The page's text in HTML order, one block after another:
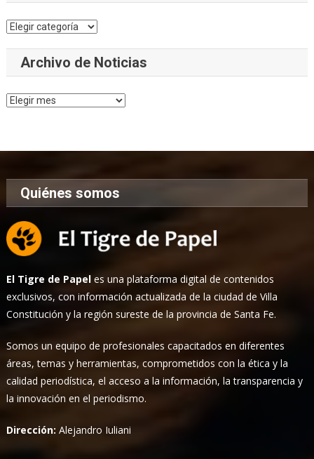
Categorías
Archivo de Noticias
Archivo
Quiénes somos
El Tigre de Papel es una plataforma digital de contenidos
exclusivos, con información actualizada de la ciudad de Villa
Constitución y la región sureste de la provincia de Santa Fe.
Somos un equipo de profesionales capacitados en diferentes
áreas, temas y herramientas, comprometidos con la ética y la
calidad periodística, el acceso a la información, la transparencia y
la innovación en el periodismo.
Dirección:Alejandro Iuliani